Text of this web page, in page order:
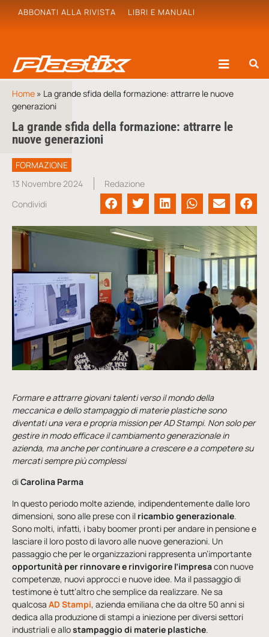
ABBONATI ALLA RIVISTA LIBRI E MANUALI
Home » La grande sfida della formazione: attrarre le nuove
generazioni
La grande sfida della formazione: attrarre le
nuove generazioni
FORMAZIONE
13 Novembre 2024
Redazione
Condividi
Formare e attrarre giovani talenti verso il mondo della
meccanica e dello stampaggio di materie plastiche sono
diventati una vera e propria mission per AD Stampi. Non solo per
gestire in modo efficace il cambiamento generazionale in
azienda, ma anche per continuare a crescere e a competere su
mercati sempre più complessi
diCarolina Parma
In questo periodo molte aziende, indipendentemente dalle loro
dimensioni, sono alle prese con il ricambio generazionale.
Sono molti, infatti, i baby boomer pronti per andare in pensione e
lasciare il loro posto di lavoro alle nuove generazioni. Un
passaggio che per le organizzazioni rappresenta un’importante
opportunità per rinnovare e rinvigorire l’impresacon nuove
competenze, nuovi approcci e nuove idee. Ma il passaggio di
testimone è tutt’altro che semplice da realizzare. Ne sa
qualcosa AD Stampi, azienda emiliana che da oltre 50 anni si
dedica alla produzione di stampi a iniezione per diversi settori
industriali e allostampaggio di materie plastiche.